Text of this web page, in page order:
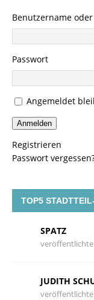
Benutzername
Passwort
Angemeldet
Anmelden
Registrieren
Passwort
TOP5
SPATZ
veröffentlichte
JUDITH
veröffentlichte